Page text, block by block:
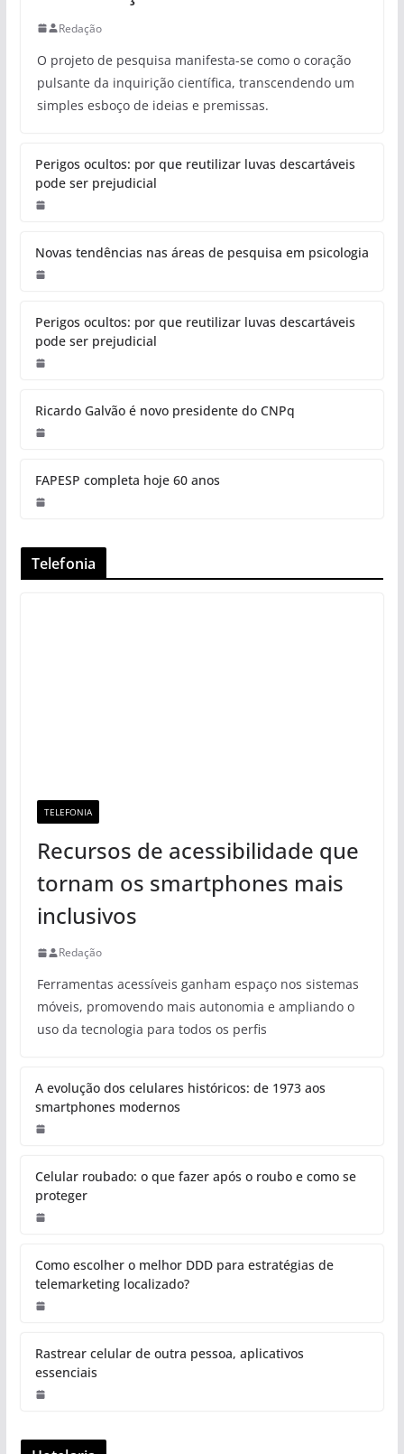
Redação
O projeto de pesquisa manifesta-se como o coração
pulsante da inquirição científica, transcendendo um
simples esboço de ideias e premissas.
Perigos ocultos: por que reutilizar luvas descartáveis
pode ser prejudicial
Novas tendências nas áreas de pesquisa em psicologia
Perigos ocultos: por que reutilizar luvas descartáveis
pode ser prejudicial
Ricardo Galvão é novo presidente do CNPq
FAPESP completa hoje 60 anos
Telefonia
TELEFONIA
Recursos de acessibilidade que
tornam os smartphones mais
inclusivos
Redação
Ferramentas acessíveis ganham espaço nos sistemas
móveis, promovendo mais autonomia e ampliando o
uso da tecnologia para todos os perfis
A evolução dos celulares históricos: de 1973 aos
smartphones modernos
Celular roubado: o que fazer após o roubo e como se
proteger
Como escolher o melhor DDD para estratégias de
telemarketing localizado?
Rastrear celular de outra pessoa, aplicativos
essenciais